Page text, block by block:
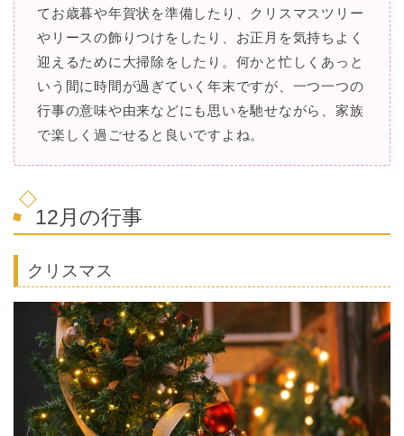
てお歳暮や年賀状を準備したり、クリスマスツリー
やリースの飾りつけをしたり、お正月を気持ちよく
迎えるために大掃除をしたり。何かと忙しくあっと
いう間に時間が過ぎていく年末ですが、一つ一つの
行事の意味や由来などにも思いを馳せながら、家族
で楽しく過ごせると良いですよね。
12月の行事
クリスマス